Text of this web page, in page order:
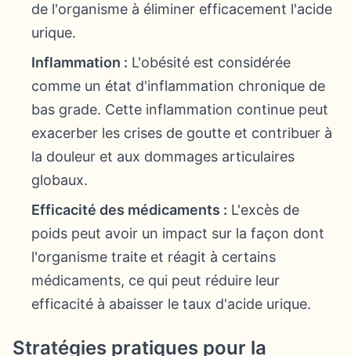
de l'organisme à éliminer efficacement l'acide
urique.
Inflammation : L'obésité est considérée
comme un état d'inflammation chronique de
bas grade. Cette inflammation continue peut
exacerber les crises de goutte et contribuer à
la douleur et aux dommages articulaires
globaux.
Efficacité des médicaments : L'excès de
poids peut avoir un impact sur la façon dont
l'organisme traite et réagit à certains
médicaments, ce qui peut réduire leur
efficacité à abaisser le taux d'acide urique.
Stratégies pratiques pour la